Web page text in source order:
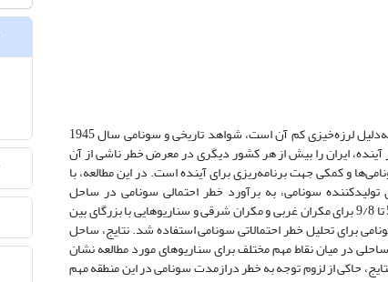
علی‌رغم ابهام در رفتار لرزه‌زایی زون فرورانش مکران در ساحل جنوب‌شرق ایران که به‌دلیل لرزه‌خیزی کم آن است، شواهد تاریخی و سونامی سال 1945
ایران را بیش از هر کشور دیگری در معرض خطر ناشی از آن
و کمکی جهت برنامه‌ریزی برای آینده است. در این مطالعه، با
سونامی، به برآورد خطر احتمالی سونامی در ساحل
جنوب‌شرق ایران پرداخته شد. سناریوهایی برای وقوع زمین‌لرزه‌هایی با بزرگای بین 5/7 تا 9/8 برای مکران‌ غربی و مکران شرقی و سناریوهایی با بزرگای بین
برای تحلیل خطر احتمالاتی سونامی استفاده شد. نتایج، ساحل
در میان نقاط مهم مختلف برای سناریوهای مورد مطالعه نشان
حاکی از لزوم توجه به خطر درازمدت سونامی در این منطقه مهم